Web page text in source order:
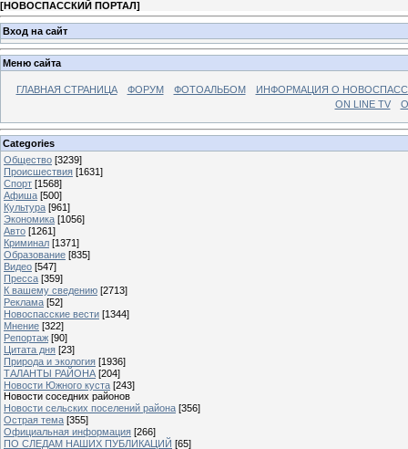
[НОВОСПАССКИЙ ПОРТАЛ]
Вход на сайт
Меню сайта
ГЛАВНАЯ СТРАНИЦА ФОРУМ ФОТОАЛЬБОМ
ИНФОРМАЦИЯ О
ON LINE TV
Categories
Общество [3239]
Происшествия [1631]
Спорт [1568]
Афиша [500]
Культура [961]
Экономика [1056]
Авто [1261]
Криминал [1371]
Образование [835]
Видео [547]
Пресса [359]
К вашему сведению [2713]
Реклама [52]
Новоспасские вести [1344]
Мнение [322]
Репортаж [90]
Цитата дня [23]
Природа и экология [1936]
ТАЛАНТЫ РАЙОНА [204]
Новости Южного куста [243]
Новости соседних районов
Новости сельских поселений района [356]
Острая тема [355]
Официальная информация [266]
ПО СЛЕДАМ НАШИХ ПУБЛИКАЦИЙ [65]